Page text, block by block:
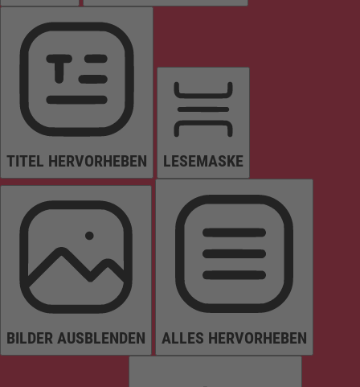
TITEL HERVORHEBEN LESEMASKE
BILDER AUSBLENDEN ALLES HERVORHEBEN